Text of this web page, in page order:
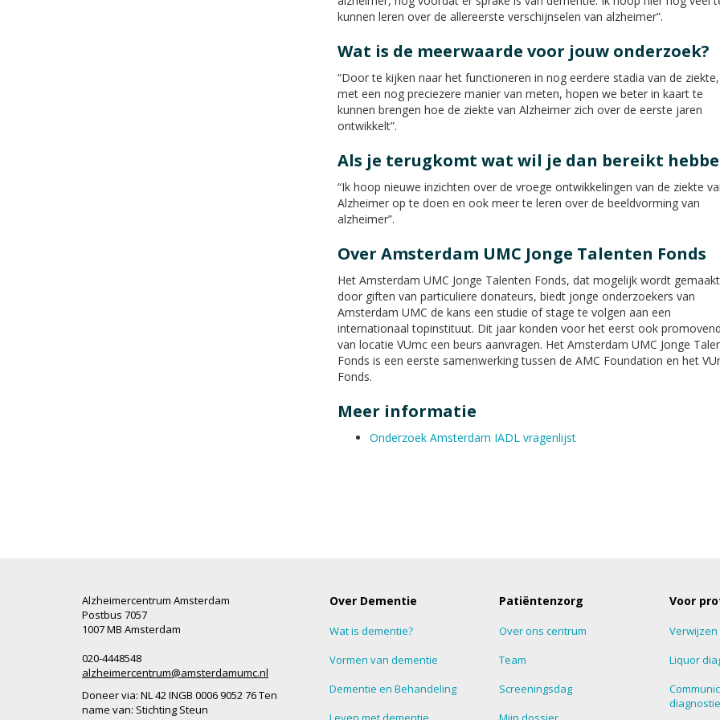
kunnen leren over de allereerste verschijnselen van alzheimer”.
Wat is de meerwaarde voor jouw onderzoek?
“Door te kijken naar het functioneren in nog eerdere stadia van de
met een nog preciezere manier van meten, hopen we beter in kaart te
kunnen brengen hoe de ziekte van Alzheimer zich over de eerste jaren
ontwikkelt”.
Als je terugkomt wat wil je dan bereikt
“Ik hoop nieuwe inzichten over de vroege ontwikkelingen van de ziekte
Alzheimer op te doen en ook meer te leren over de beeldvorming van
alzheimer”.
Over Amsterdam UMC Jonge Talenten Fonds
Het Amsterdam UMC Jonge Talenten Fonds, dat mogelijk wordt gemaakt
door giften van particuliere donateurs, biedt jonge onderzoekers van
Amsterdam UMC de kans een studie of stage te volgen aan een
internationaal topinstituut. Dit jaar konden voor het eerst ook
van locatie VUmc een beurs aanvragen. Het Amsterdam UMC Jonge
Fonds is een eerste samenwerking tussen de AMC Foundation en het
Fonds.
Meer informatie
Onderzoek Amsterdam IADL vragenlijst
Alzheimercentrum Amsterdam
Postbus 7057
1007 MB Amsterdam
020-4448548
alzheimercentrum@amsterdamumc.nl
Doneer via: NL 42 INGB 0006 9052 76 Ten
name van: Stichting Steun
Over Dementie
Wat is dementie?
Vormen van dementie
Dementie en Behandeling
Patiëntenzorg
Over ons centrum
Team
Screeningsdag
Voor
Verwijzen
Liquor